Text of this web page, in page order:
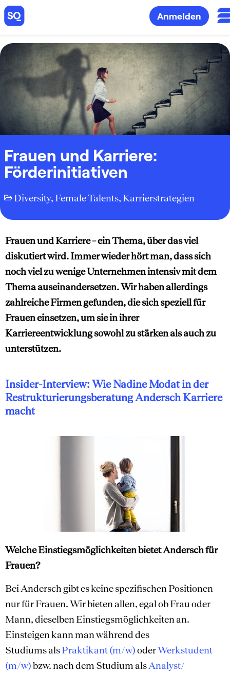
Anmelden
Frauen und Karriere:
Förderinitiativen
Diversity, Female Talents, Karrierstrategien
Frauen und Karriere – ein Thema, über das viel
diskutiert wird. Immer wieder hört man, dass sich
noch viel zu wenige Unternehmen intensiv mit dem
Thema auseinandersetzen. Wir haben allerdings
zahlreiche Firmen gefunden, die sich speziell für
Frauen einsetzen, um sie in ihrer
Karriereentwicklung sowohl zu stärken als auch zu
unterstützen.
Insider-Interview: Wie Nadine Modat in der
Restrukturierungsberatung Andersch Karriere
macht
Welche Einstiegsmöglichkeiten bietet Andersch für
Frauen?
Bei Andersch gibt es keine spezifischen Positionen
nur für Frauen. Wir bieten allen, egal ob Frau oder
Mann, dieselben Einstiegsmöglichkeiten an.
Einsteigen kann man während des
Studiums alsPraktikant (m/w)oderWerkstudent
(m/w)bzw. nach dem Studium als Analyst/